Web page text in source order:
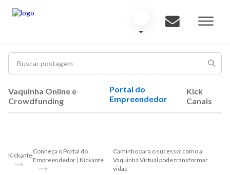
Vaquinha Online e
Crowdfunding
Portal do
Empreendedor
Kick
Canais
Kickante
Conheça o Portal do
Empreendedor | Kickante
Caminho para o sucesso: como a
Vaquinha Virtual pode transformar
vidas